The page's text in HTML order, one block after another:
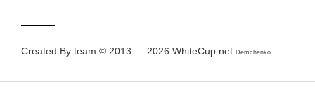
Created By team © 2013 — 2026 WhiteCup.net Demchenko